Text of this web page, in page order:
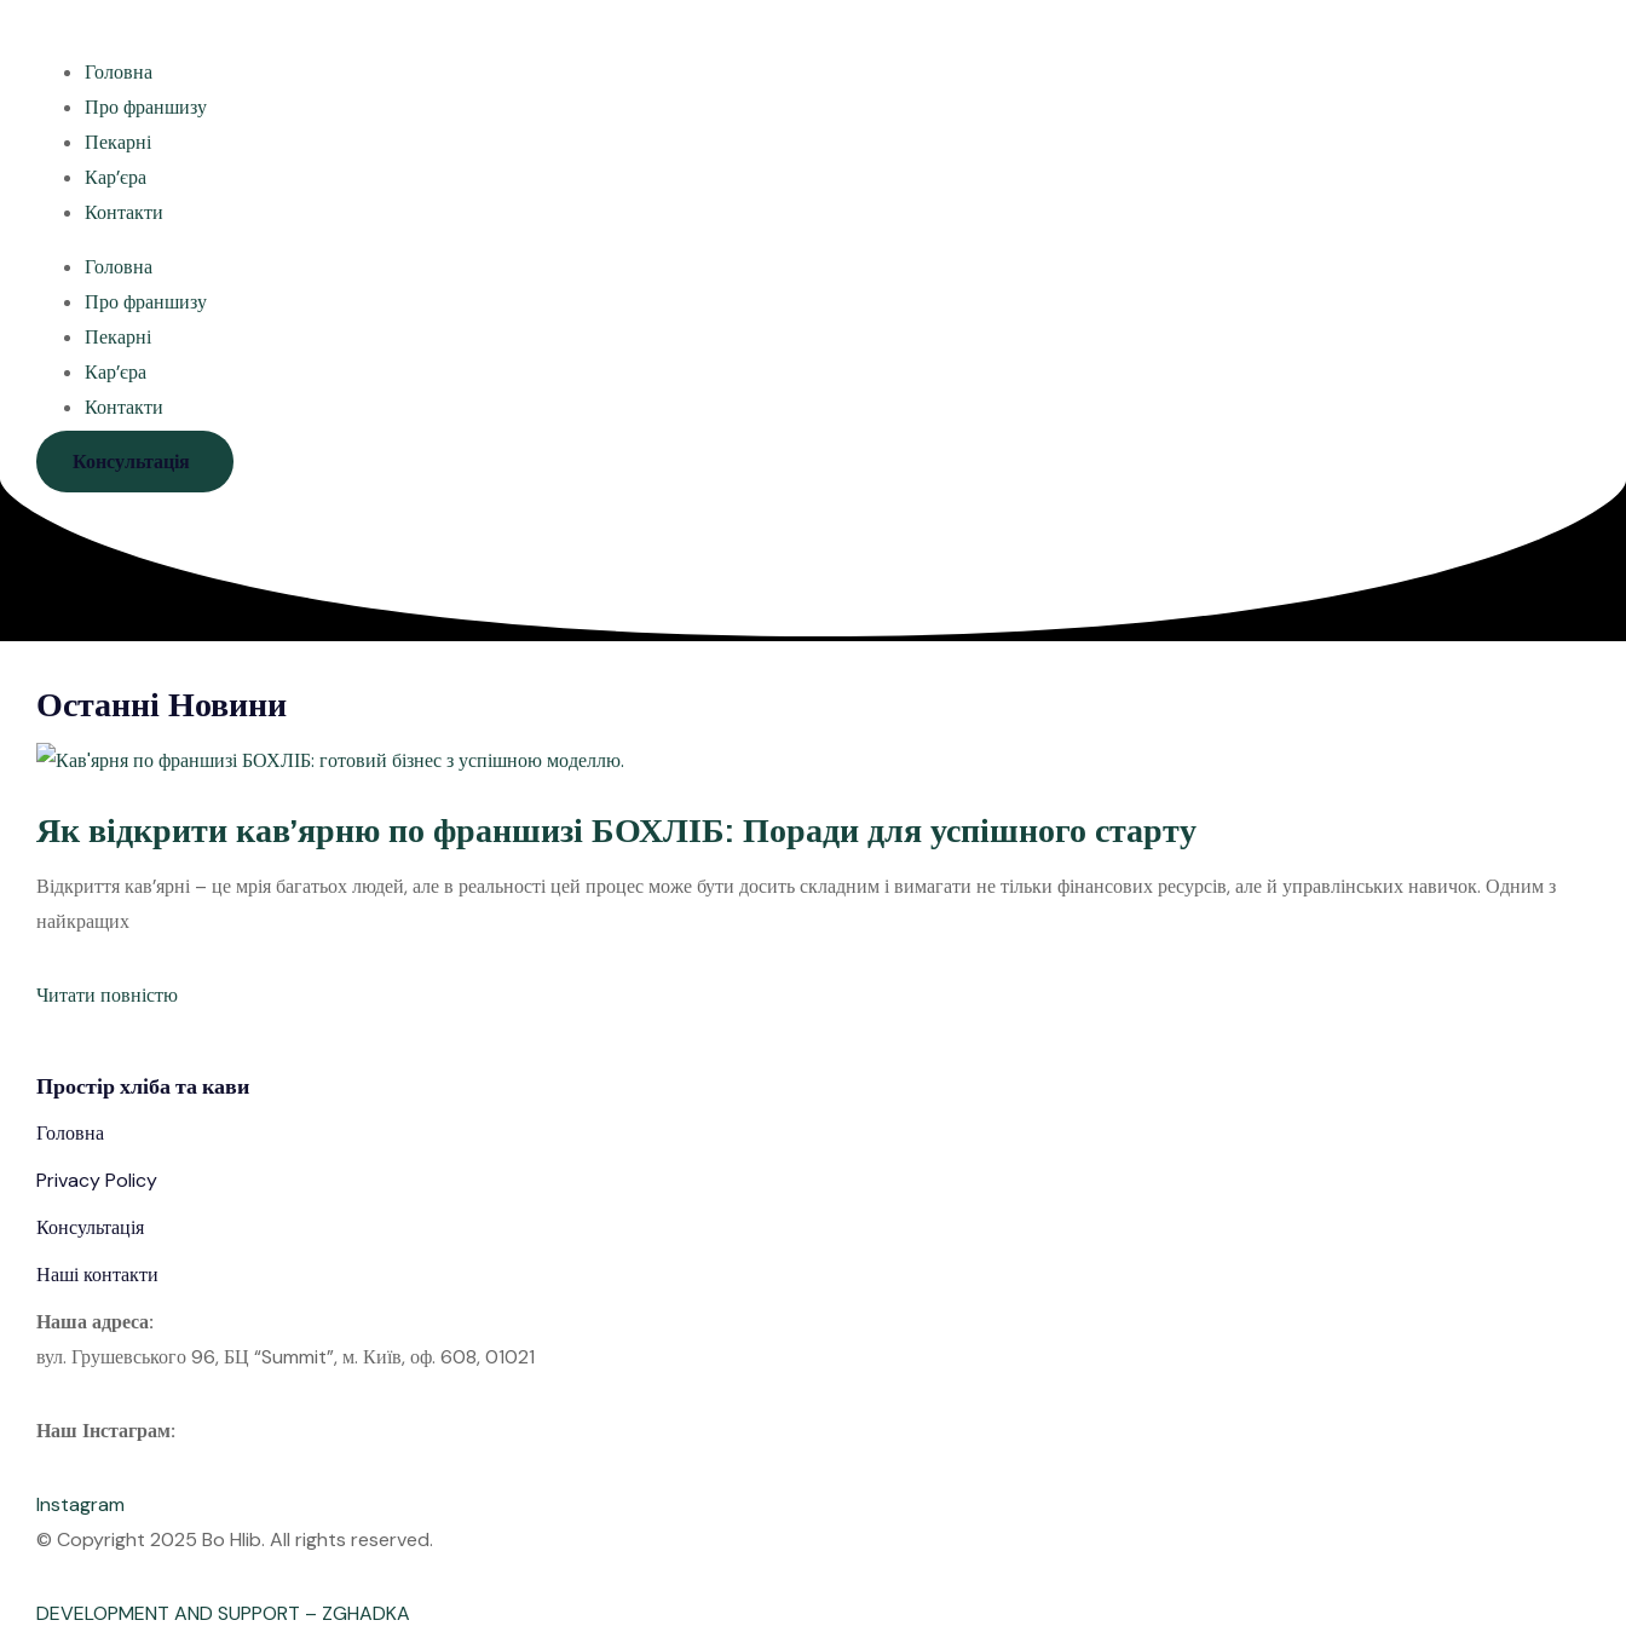
Головна
Про франшизу
Пекарні
Кар’єра
Контакти
Головна
Про франшизу
Пекарні
Кар’єра
Контакти
Консультація
Останні Новини
Як відкрити кав’ярню по франшизі БОХЛІБ: Поради для успішного старту
Відкриття кав’ярні – це мрія багатьох людей, але в реальності цей процес може бути досить складним і вимагати не тільки фінансових ресурсів, але й управлінських навичок. Одним з
найкращих
Читати повністю
Простірхлібата кави
Головна
Privacy Policy
Консультація
Наші контакти
Наша адреса:
вул. Грушевського 96, БЦ “Summit”, м. Київ, оф. 608, 01021
Наш Інстаграм:
Instagram
© Copyright 2025 Bo Hlib. All rights reserved.
DEVELOPMENT AND SUPPORT – ZGHADKA